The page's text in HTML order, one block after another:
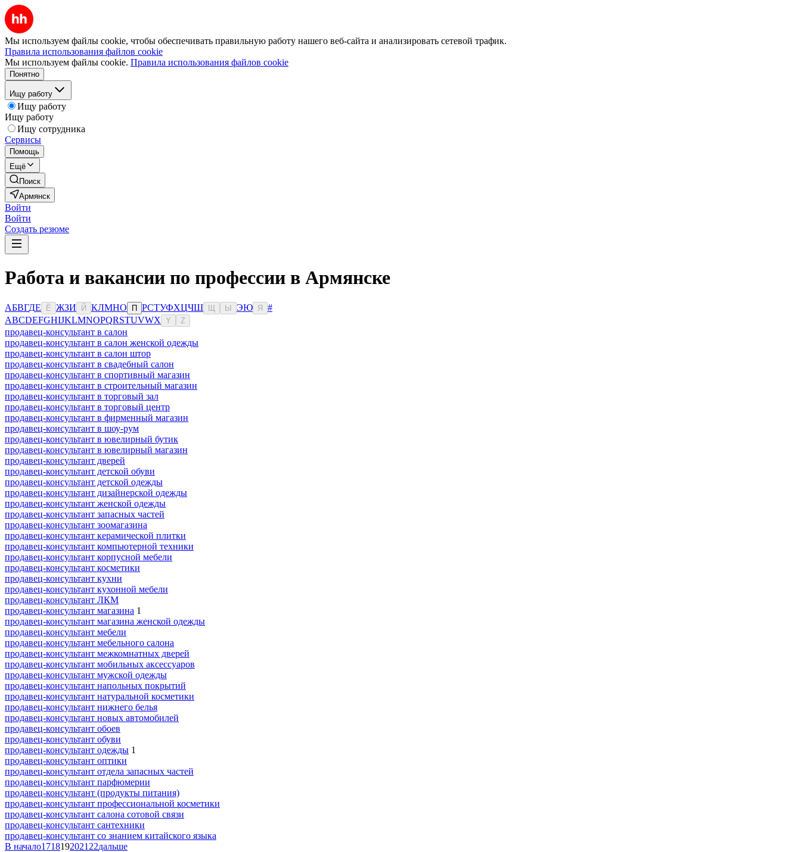
Мы используем файлы cookie, чтобы обеспечивать правильную работу нашего веб-сайта и анализировать сетевой трафик.
Правила использования файлов cookie
Мы используем файлы cookie. Правила использования файлов cookie
Понятно
Ищу работу
Ищу работу
Ищу работу
Ищу сотрудника
Сервисы
Помощь
Ещё
Поиск
Армянск
Войти
Войти
Создать резюме
Работа и вакансии по профессии в Армянске
АБВГДЕ Ё ЖЗИ Й КЛМНО П РСТУФХЦЧШ Ы ЭЮ Я
#
ABCDEFGHIJKLMNOPQRSTUVWX Y Z
продавец-консультант в салон
продавец-консультант в салон женской одежды
продавец-консультант в салон штор
продавец-консультант в свадебный салон
продавец-консультант в спортивный магазин
продавец-консультант в строительный магазин
продавец-консультант в торговый зал
продавец-консультант в торговый центр
продавец-консультант в фирменный магазин
продавец-консультант в шоу-рум
продавец-консультант в ювелирный бутик
продавец-консультант в ювелирный магазин
продавец-консультант дверей
продавец-консультант детской обуви
продавец-консультант детской одежды
продавец-консультант дизайнерской одежды
продавец-консультант женской одежды
продавец-консультант запасных частей
продавец-консультант зоомагазина
продавец-консультант керамической плитки
продавец-консультант компьютерной техники
продавец-консультант корпусной мебели
продавец-консультант косметики
продавец-консультант кухни
продавец-консультант кухонной мебели
продавец-консультант ЛКМ
продавец-консультант магазина 1
продавец-консультант магазина женской одежды
продавец-консультант мебели
продавец-консультант мебельного салона
продавец-консультант межкомнатных дверей
продавец-консультант мобильных аксессуаров
продавец-консультант мужской одежды
продавец-консультант напольных покрытий
продавец-консультант натуральной косметики
продавец-консультант нижнего белья
продавец-консультант новых автомобилей
продавец-консультант обоев
продавец-консультант обуви
продавец-консультант одежды 1
продавец-консультант оптики
продавец-консультант отдела запасных частей
продавец-консультант парфюмерии
продавец-консультант (продукты питания)
продавец-консультант профессиональной косметики
продавец-консультант салона сотовой связи
продавец-консультант сантехники
продавец-консультант со знанием китайского языка
В начало1718192021 22дальше